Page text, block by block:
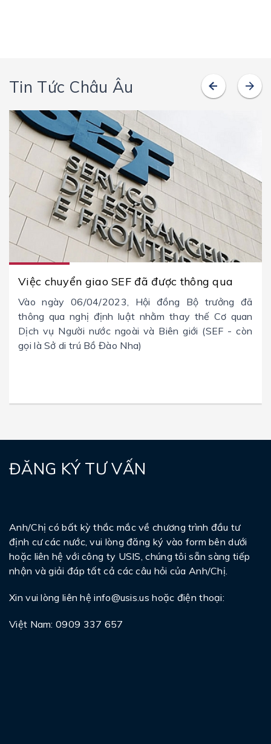
Tin Tức Châu Âu
Việc chuyển giao SEF đã được thông qua
Vào ngày 06/04/2023, Hội đồng Bộ trưởng đã
thông qua nghị định luật nhằm thay thế Cơ quan
Dịch vụ Người nước ngoài và Biên giới (SEF - còn
gọi là Sở di trú Bồ Đào Nha)
ĐĂNG KÝ TƯ VẤN
Anh/Chị có bất kỳ thắc mắc về chương trình đầu tư
định cư các nước, vui lòng đăng ký vào form bên dưới
hoặc liên hệ với công ty USIS, chúng tôi sẵn sàng tiếp
nhận và giải đáp tất cả các câu hỏi của Anh/Chị.
Xin vui lòng liên hệinfo@usis.us hoặc điện thoại:
Việt Nam: 0909 337 657